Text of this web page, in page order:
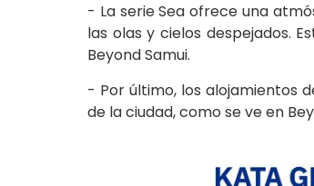
- La serie Sea ofrece una
las olas y cielos despejados.
Beyond Samui.
- Por último, los alojamientos
de la ciudad, como se ve en